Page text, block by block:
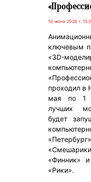
10 июня 2026 г.
ключевым
«3D-
проходил в
мая по 1
лучших
будет
«Финник»
«Рики».